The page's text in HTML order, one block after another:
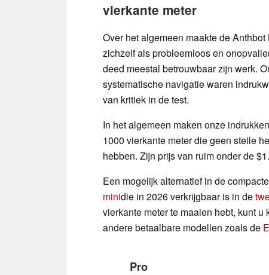
vierkante meter
Over het algemeen maakte de
zichzelf als probleemloos en
deed meestal betrouwbaar zijn werk.
systematische navigatie waren
van kritiek in de test.
In het algemeen maken onze
1000 vierkante meter die geen steile
hebben. Zijn prijs van ruim onder de
Een mogelijk alternatief in de
minidie in 2026 verkrijgbaar is in de
vierkante meter te maaien hebt, kunt
andere betaalbare modellen zoals de
Pro